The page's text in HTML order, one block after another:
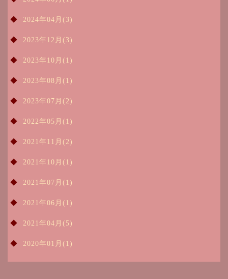
2024年04月(3)
2023年12月(3)
2023年10月(1)
2023年08月(1)
2023年07月(2)
2022年05月(1)
2021年11月(2)
2021年10月(1)
2021年07月(1)
2021年06月(1)
2021年04月(5)
2020年01月(1)